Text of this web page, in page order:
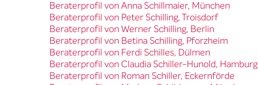
Beraterprofil von Anna Schillmaier, München
Beraterprofil von Peter Schilling, Troisdorf
Beraterprofil von Werner Schilling, Berlin
Beraterprofil von Betina Schilling, Pforzheim
Beraterprofil von Ferdi Schilles, Dülmen
Beraterprofil von Claudia Schiller-Hunold, Hamburg
Beraterprofil von Roman Schiller, Eckernförde